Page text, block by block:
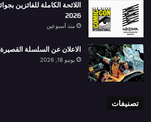
2026
منذ أسبوعين
الاعلان عن السلسلة القصيرة Alien Vs. X-Men
يونيو 18, 2026
تصنيفات